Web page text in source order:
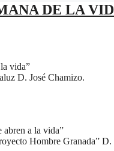
DE LA
vida”
D. José Chamizo.
abren a la vida”
Hombre Granada”